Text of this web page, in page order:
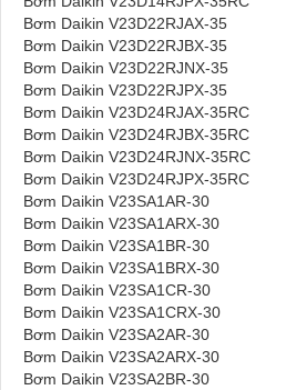
Bơm Daikin V23D22RJAX-35
Bơm Daikin V23D22RJBX-35
Bơm Daikin V23D22RJNX-35
Bơm Daikin V23D22RJPX-35
Bơm Daikin V23D24RJAX-35RC
Bơm Daikin V23D24RJBX-35RC
Bơm Daikin V23D24RJNX-35RC
Bơm Daikin V23D24RJPX-35RC
Bơm Daikin V23SA1AR-30
Bơm Daikin V23SA1ARX-30
Bơm Daikin V23SA1BR-30
Bơm Daikin V23SA1BRX-30
Bơm Daikin V23SA1CR-30
Bơm Daikin V23SA1CRX-30
Bơm Daikin V23SA2AR-30
Bơm Daikin V23SA2ARX-30
Bơm Daikin V23SA2BR-30